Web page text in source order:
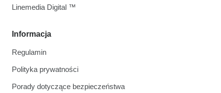
Informacja
Regulamin
Polityka prywatności
Porady dotyczące bezpieczeństwa
Linemedia Digital ™